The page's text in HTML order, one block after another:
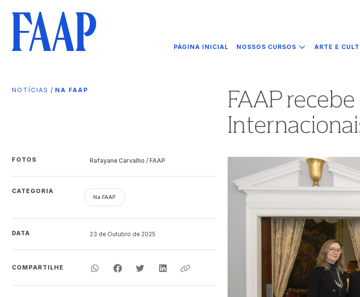
PÁGINA INICIAL NOSSOS CURSOS ARTE E
NOTÍCIAS / NA FAAP
FAAP
FOTOS Rafayane Carvalho / FAAP
CATEGORIA
Na FAAP
DATA 23 de Outubro de 2025
COMPARTILHE